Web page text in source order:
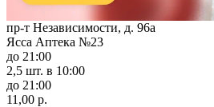
пр-т Независимости, д. 96а
Ясса Аптека №23
до 21:00
2,5 шт. в 10:00
до 21:00
11,00 р.